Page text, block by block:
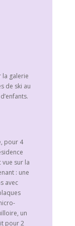
la galerie
de ski au
pour 4
vue sur la
: une
avec
un
pour 2